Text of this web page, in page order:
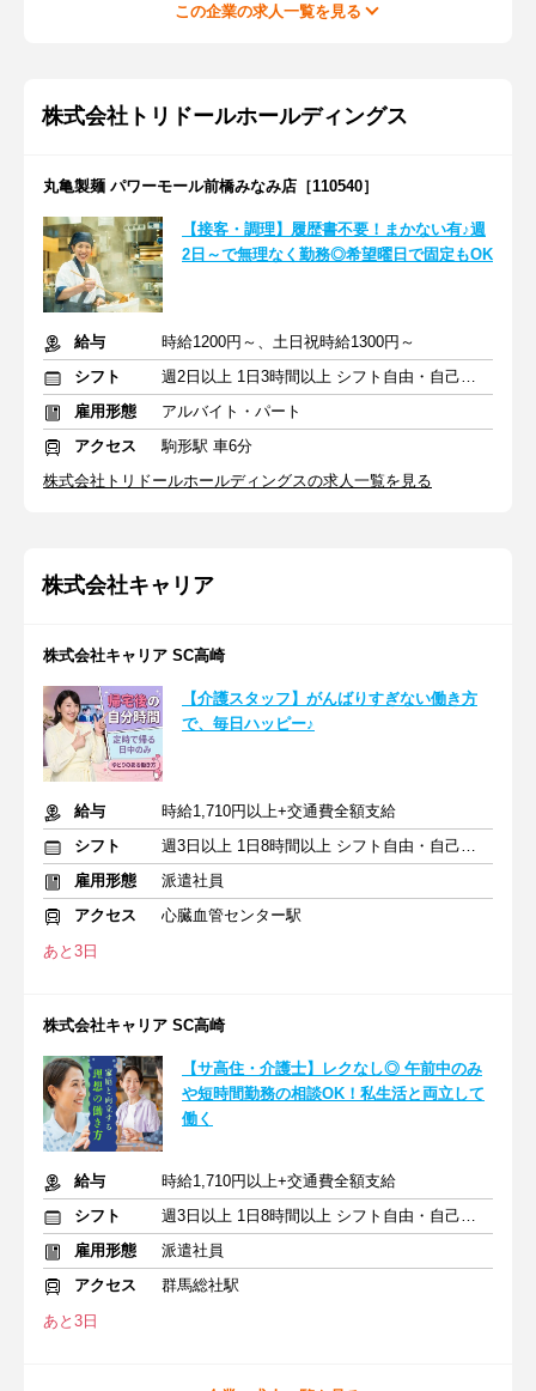
この企業の求人一覧を見る
株式会社トリドールホールディングス
丸亀製麺 パワーモール前橋みなみ店［110540］
【接客・調理】履歴書不要！まかない有♪週
2日～で無理なく勤務◎希望曜日で固定もOK
給与
時給1200円～、土日祝時給1300円～
シフト
週2日以上 1日3時間以上 シフト自由・自己申告
雇用形態
アルバイト・パート
アクセス
駒形駅 車6分
株式会社トリドールホールディングスの求人一覧を見る
株式会社キャリア
株式会社キャリア SC高崎
【介護スタッフ】がんばりすぎない働き方
で、毎日ハッピー♪
給与
時給1,710円以上+交通費全額支給
シフト
週3日以上 1日8時間以上 シフト自由・自己申告
雇用形態
派遣社員
アクセス
心臓血管センター駅
あと3日
株式会社キャリア SC高崎
【サ高住・介護士】レクなし◎ 午前中のみ
や短時間勤務の相談OK！私生活と両立して
働く
給与
時給1,710円以上+交通費全額支給
シフト
週3日以上 1日8時間以上 シフト自由・自己申告
雇用形態
派遣社員
アクセス
群馬総社駅
あと3日